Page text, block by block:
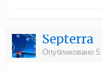
Septerra
Опубликовано 5